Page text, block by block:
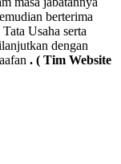
berterima
Usaha serta
dengan
. ( Tim Website